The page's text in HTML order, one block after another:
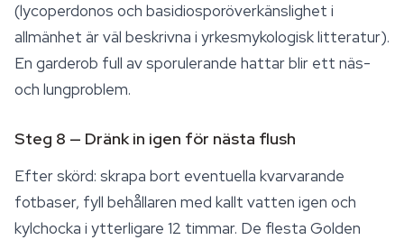
(lycoperdonos och basidiosporöverkänslighet i
allmänhet är väl beskrivna i yrkesmykologisk litteratur).
En garderob full av sporulerande hattar blir ett näs-
och lungproblem.
Steg 8 — Dränk in igen för nästa flush
Efter skörd: skrapa bort eventuella kvarvarande
fotbaser, fyll behållaren med kallt vatten igen och
kylchocka i ytterligare 12 timmar. De flesta Golden